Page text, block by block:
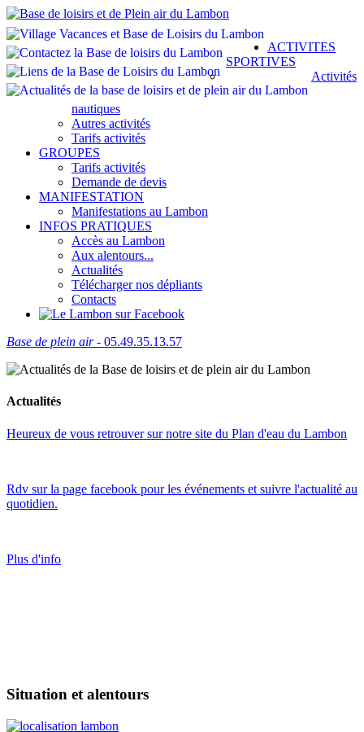
ACTIVITES
SPORTIVES
Activités
nautiques
Autres activités
Tarifs activités
GROUPES
Tarifs activités
Demande de devis
MANIFESTATION
Manifestations au Lambon
INFOS PRATIQUES
Accès au Lambon
Aux alentours...
Actualités
Télécharger nos dépliants
Contacts
Base de plein air- 05.49.35.13.57
Actualités
Heureux de vous retrouver sur notre site du Plan d'eau du Lambon
Rdv sur la page facebook pour les événements et suivre l'actualité au
quotidien.
Plus d'info
Situation et alentours